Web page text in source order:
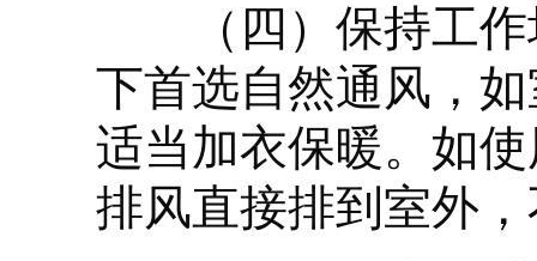
（四）保持工作
下首选自然通风，
适当加衣保暖。如
排风直接排到室外